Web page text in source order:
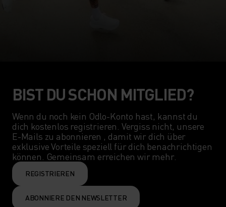
BIST DU SCHON MITGLIED?
Wenn du noch kein Odlo-Konto hast, kannst du
dich kostenlos registrieren. Vergiss nicht, unsere
E-Mails zu abonnieren , damit wir dich über
exklusive Vorteile speziell für dich benachrichtigen
können. Gemeinsam erreichen wir mehr.
REGISTRIEREN
ABONNIERE DEN NEWSLETTER